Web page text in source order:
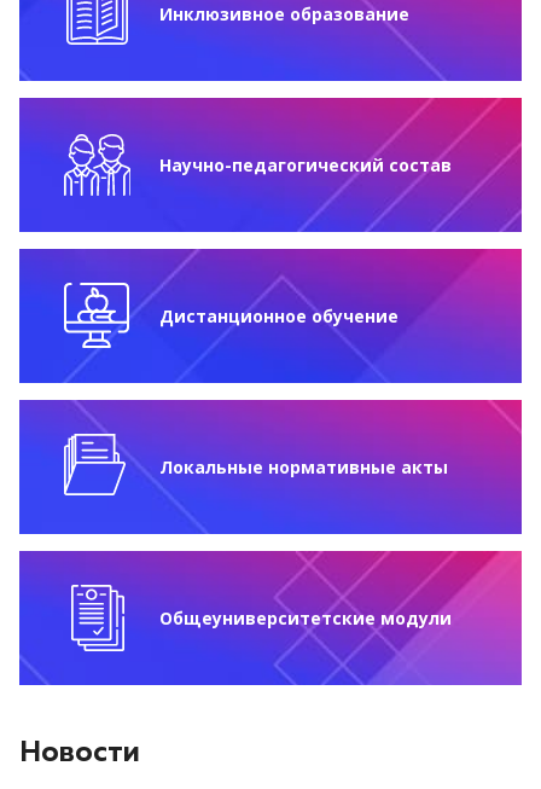
Инклюзивное образование
Научно-педагогический состав
Дистанционное обучение
Локальные нормативные акты
Общеуниверситетские модули
Новости